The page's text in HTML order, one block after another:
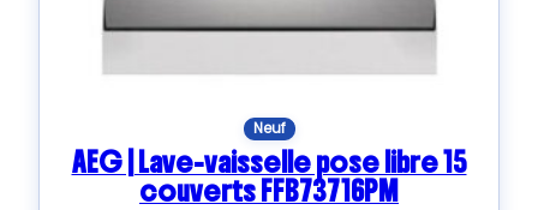
Neuf
AEG | Lave-vaisselle pose libre 15
couverts FFB73716PM